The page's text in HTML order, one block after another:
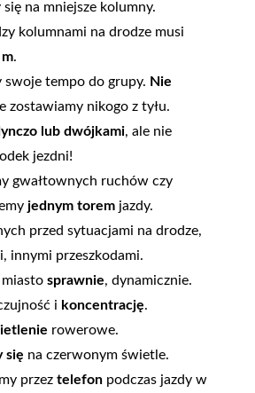
na mniejsze kolumny.
kolumnami na drodze musi
.
swoje tempo do grupy. Nie
zostawiamy nikogo z tyłu.
lub dwójkami, ale nie
jezdni!
gwałtownych ruchów czy
jednym toremjazdy.
przed sytuacjami na drodze,
innymi przeszkodami.
miasto sprawnie, dynamicznie.
i koncentrację.
rowerowe.
się na czerwonym świetle.
przez telefonpodczas jazdy w